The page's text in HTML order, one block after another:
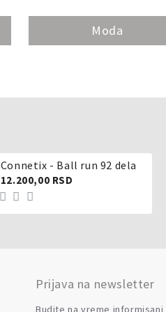
Moda
Connetix - Ball run 92 dela
12.200,00 RSD
Prijava na newsletter
Budite na vreme